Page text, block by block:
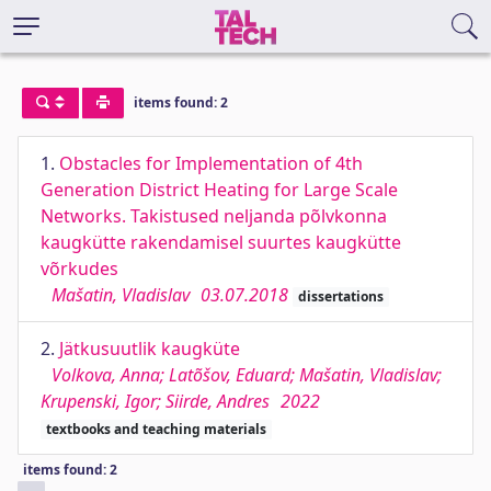
items found: 2
1. Obstacles for Implementation of 4th
Generation District Heating for Large Scale
Networks. Takistused neljanda põlvkonna
kaugkütte rakendamisel suurtes kaugkütte
võrkudes
Mašatin, Vladislav 03.07.2018 dissertations
2. Jätkusuutlik kaugküte
Volkova, Anna; Latõšov, Eduard; Mašatin, Vladislav;
Krupenski, Igor; Siirde, Andres 2022
textbooks and teaching materials
items found: 2